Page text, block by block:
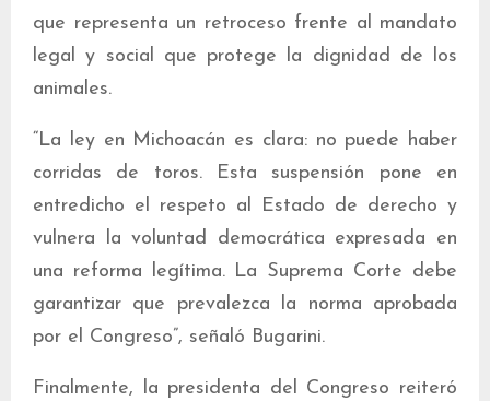
que representa un retroceso frente al mandato
legal y social que protege la dignidad de los
animales.
“La ley en Michoacán es clara: no puede haber
corridas de toros. Esta suspensión pone en
entredicho el respeto al Estado de derecho y
vulnera la voluntad democrática expresada en
una reforma legítima. La Suprema Corte debe
garantizar que prevalezca la norma aprobada
por el Congreso”, señaló Bugarini.
Finalmente, la presidenta del Congreso reiteró